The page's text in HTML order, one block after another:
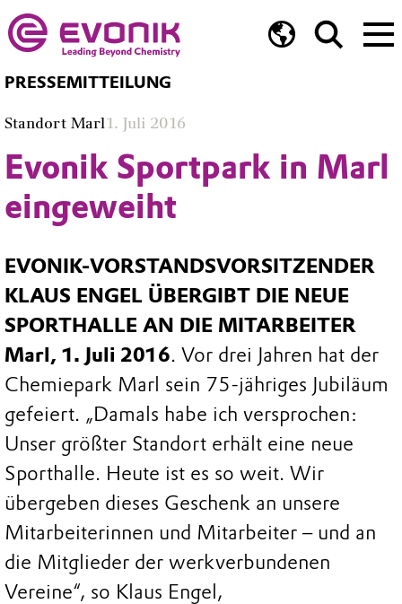
PRESSEMITTEILUNG
Standort Marl1. Juli 2016
Evonik Sportpark in Marl
eingeweiht
EVONIK-VORSTANDSVORSITZENDER
KLAUS ENGEL ÜBERGIBT DIE NEUE
SPORTHALLE AN DIE MITARBEITER
Marl, 1. Juli 2016. Vor drei Jahren hat der
Chemiepark Marl sein 75-jähriges Jubiläum
gefeiert. „Damals habe ich versprochen:
Unser größter Standort erhält eine neue
Sporthalle. Heute ist es so weit. Wir
übergeben dieses Geschenk an unsere
Mitarbeiterinnen und Mitarbeiter – und an
die Mitglieder der werkverbundenen
Vereine“, so Klaus Engel,